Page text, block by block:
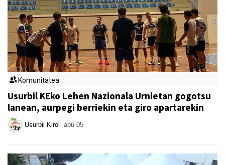
Komunitatea
Usurbil KEko Lehen Nazionala Urnietan gogotsu
lanean, aurpegi berriekin eta giro apartarekin
Usurbil Kirol abu 05